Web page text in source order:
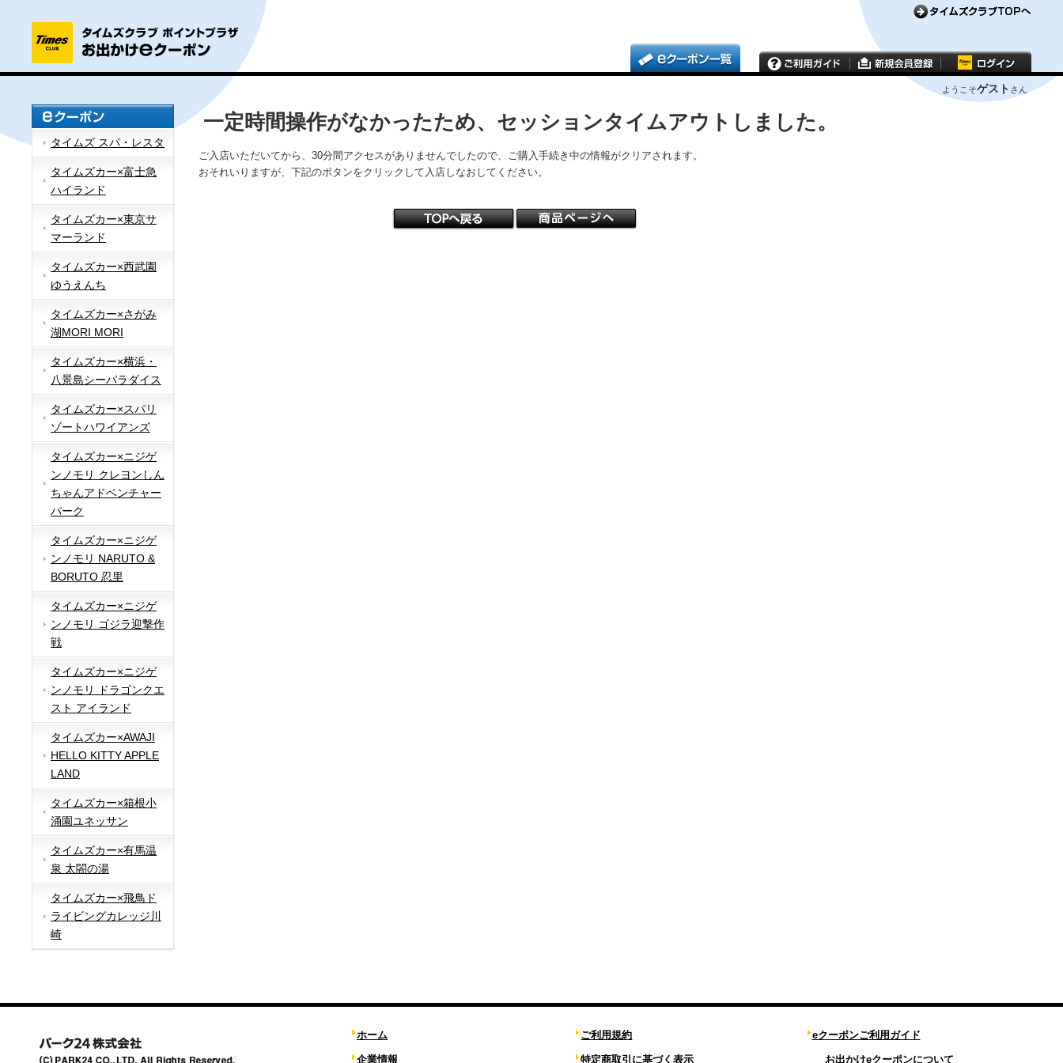
ようこそゲスト さん
タイムズ スパ・レスタ
タイムズカー×富士急
ハイランド
タイムズカー×東京サ
マーランド
タイムズカー×西武園
ゆうえんち
タイムズカー×さがみ
湖MORI MORI
タイムズカー×横浜・
八景島シーパラダイス
タイムズカー×スパリ
ゾートハワイアンズ
タイムズカー×ニジゲ
ンノモリ クレヨンしん
ちゃんアドベンチャー
パーク
タイムズカー×ニジゲ
ンノモリ NARUTO &
BORUTO 忍里
タイムズカー×ニジゲ
ンノモリ ゴジラ迎撃作
戦
タイムズカー×ニジゲ
ンノモリ ドラゴンクエ
スト アイランド
タイムズカー×AWAJI
HELLO KITTY APPLE
LAND
タイムズカー×箱根小
涌園ユネッサン
タイムズカー×有馬温
泉 太閤の湯
タイムズカー×飛鳥ド
ライビングカレッジ川
崎
一定時間操作がなかったため、セッションタイムアウトしました。
ご入店いただいてから、30分間アクセスがありませんでしたので、ご購入手続き中の情報がクリアされます。
おそれいりますが、下記のボタンをクリックして入店しなおしてください。
ホーム
企業情報
ご利用規約
特定商取引に基づく表示
eクーポンご利用ガイド
お出かけeクーポンについて